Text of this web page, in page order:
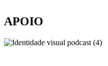
APOIO